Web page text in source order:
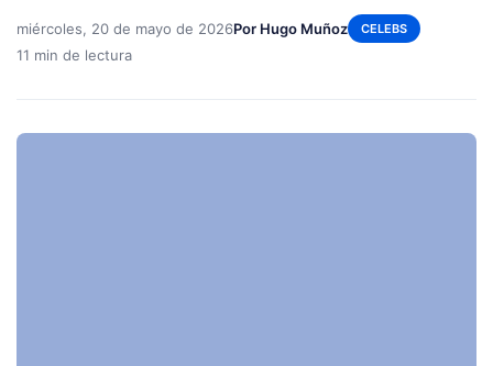
miércoles, 20 de mayo de 2026Por Hugo Muñoz CELEBS
11 min de lectura